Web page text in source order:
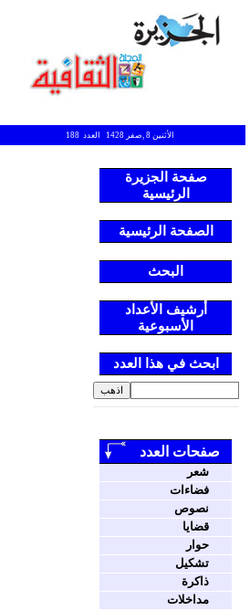
الأثنين 8 ,صفر 1428 العدد 188
صفحة الجزيرة
الرئيسية
الصفحة الرئيسية
البحث
أرشيف الأعداد
الأسبوعية
ابحث في هذا العدد
صفحات العدد
شعر
فضاءات
نصوص
قضايا
حوار
تشكيل
ذاكرة
مداخلات